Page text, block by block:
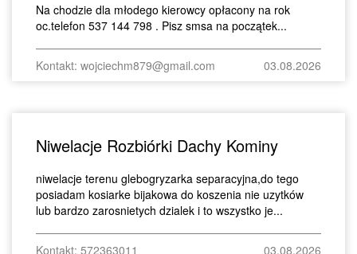
Na chodzie dla młodego kierowcy opłacony na rok
oc.telefon 537 144 798 . Pisz smsa na początek...
Kontakt: wojciechm879@gmail.com 03.08.2026
Niwelacje Rozbiórki Dachy Kominy
niwelacje terenu glebogryzarka separacyjna,do tego
posiadam kosiarke bijakowa do koszenia nie uzytków
lub bardzo zarosnietych dzialek i to wszystko je...
Kontakt: 572363011 03.08.2026